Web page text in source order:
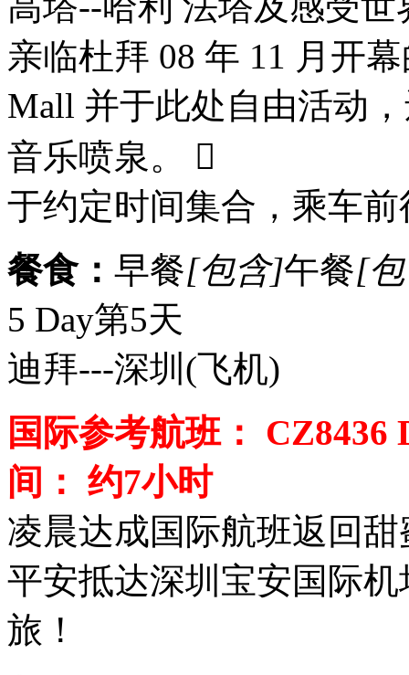
亲临杜拜 08 年 11 月开
Mall 并于此处自由活动
音乐喷泉。 
于约定时间集合，乘车
餐食： 早餐[包含]午餐[
5 Day第5天
迪拜---深圳 (飞机)
国际参考航班： CZ8436
间： 约7小时
凌晨达成国际航班返回甜
平安抵达深圳宝安国际
旅！